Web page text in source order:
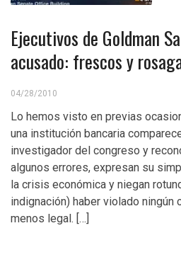
Ejecutivos de Goldman
acusado: frescos y
04/28/2010
Lo hemos visto en previas
una institución bancaria
investigador del congreso y
algunos errores, expresan su
la crisis económica y niegan
indignación) haber violado ningún
menos legal. […]